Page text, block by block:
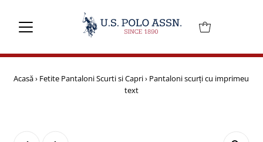
Acasă› Fetite Pantaloni Scurti si Capri› Pantaloni scurți cu imprimeu
text